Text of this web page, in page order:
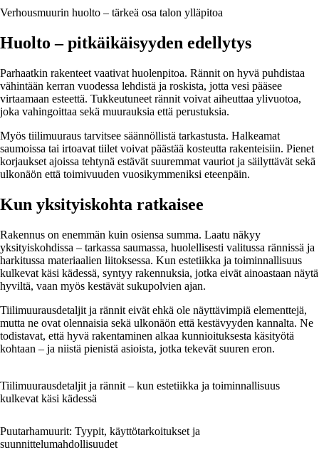
Verhousmuurin huolto – tärkeä osa talon ylläpitoa
Huolto – pitkäikäisyyden edellytys
Parhaatkin rakenteet vaativat huolenpitoa. Rännit on hyvä puhdistaa
vähintään kerran vuodessa lehdistä ja roskista, jotta vesi pääsee
virtaamaan esteettä. Tukkeutuneet rännit voivat aiheuttaa ylivuotoa,
joka vahingoittaa sekä muurauksia että perustuksia.
Myös tiilimuuraus tarvitsee säännöllistä tarkastusta. Halkeamat
saumoissa tai irtoavat tiilet voivat päästää kosteutta rakenteisiin. Pienet
korjaukset ajoissa tehtynä estävät suuremmat vauriot ja säilyttävät sekä
ulkonäön että toimivuuden vuosikymmeniksi eteenpäin.
Kun yksityiskohta ratkaisee
Rakennus on enemmän kuin osiensa summa. Laatu näkyy
yksityiskohdissa – tarkassa saumassa, huolellisesti valitussa rännissä ja
harkitussa materiaalien liitoksessa. Kun estetiikka ja toiminnallisuus
kulkevat käsi kädessä, syntyy rakennuksia, jotka eivät ainoastaan näytä
hyviltä, vaan myös kestävät sukupolvien ajan.
Tiilimuurausdetaljit ja rännit eivät ehkä ole näyttävimpiä elementtejä,
mutta ne ovat olennaisia sekä ulkonäön että kestävyyden kannalta. Ne
todistavat, että hyvä rakentaminen alkaa kunnioituksesta käsityötä
kohtaan – ja niistä pienistä asioista, jotka tekevät suuren eron.
Tiilimuurausdetaljit ja rännit – kun estetiikka ja toiminnallisuus
kulkevat käsi kädessä
Puutarhamuurit: Tyypit, käyttötarkoitukset ja
suunnittelumahdollisuudet